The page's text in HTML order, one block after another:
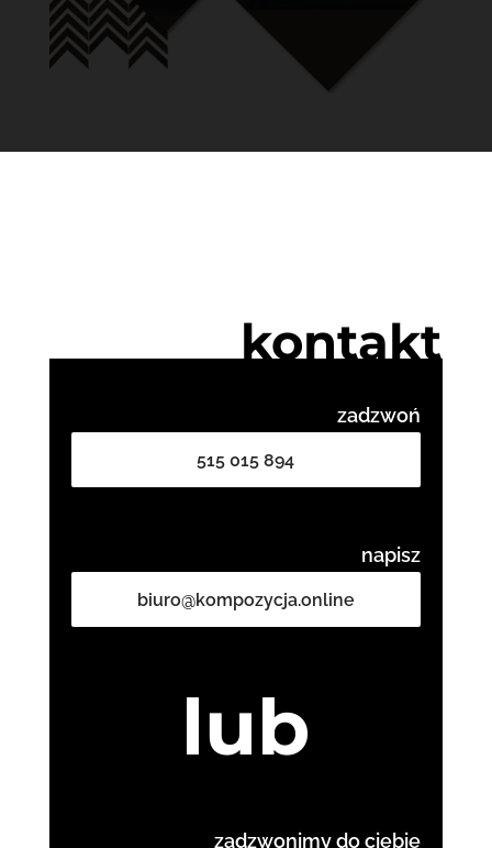
kontakt
zadzwoń
515 015 894
napisz
biuro@kompozycja.online
lub
zadzwonimy do ciebie